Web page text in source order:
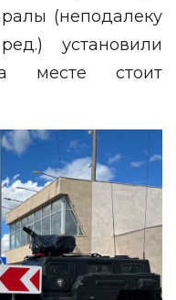
(неподалеку
установили
месте стоит